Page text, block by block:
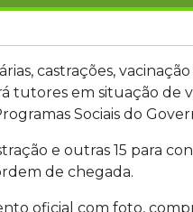
móvel veterinário aos
das 8h às 13h.
e vermifugação
São distribuídas 15
castrações,
tutores em situação de
Sociais do
e outras 15 para
de chegada.
oficial com foto,